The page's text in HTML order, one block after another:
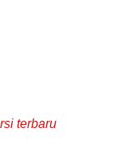
terbaru